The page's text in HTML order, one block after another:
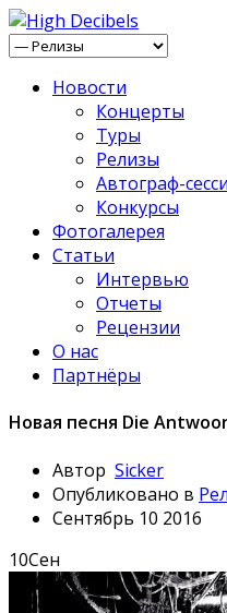
Новости
Концерты
Туры
Релизы
Автограф-
Конкурсы
Фотогалерея
Статьи
Интервью
Отчеты
Рецензии
О нас
Партнёры
Новая песня Die
Автор Sicker
Опубликовано в
Сентябрь 10 2016
10Сен